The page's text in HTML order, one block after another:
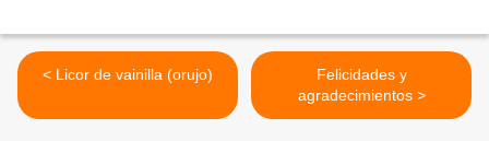
< Licor de vainilla (orujo)
Felicidades y
agradecimientos >